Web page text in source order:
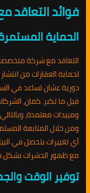
فوائد
الحماية
التعاقد مع شركة
لحماية العقارات من
دورية عشان تساعد في
قبل ما تكبر. كمان،
ومبيدات معتمدة،
ومن خلال المتابعة
أي تغييرات بتحصل في
مع ظهور الحشرات
توفير الوقت